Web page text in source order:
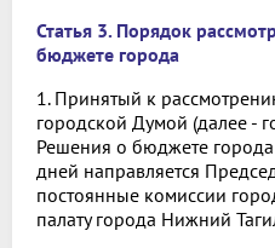
Статья 3. Порядок
бюджете города
1. Принятый к
городской Думой (далее -
Решения о бюджете
дней направляется
постоянные комиссии
палату города Нижний